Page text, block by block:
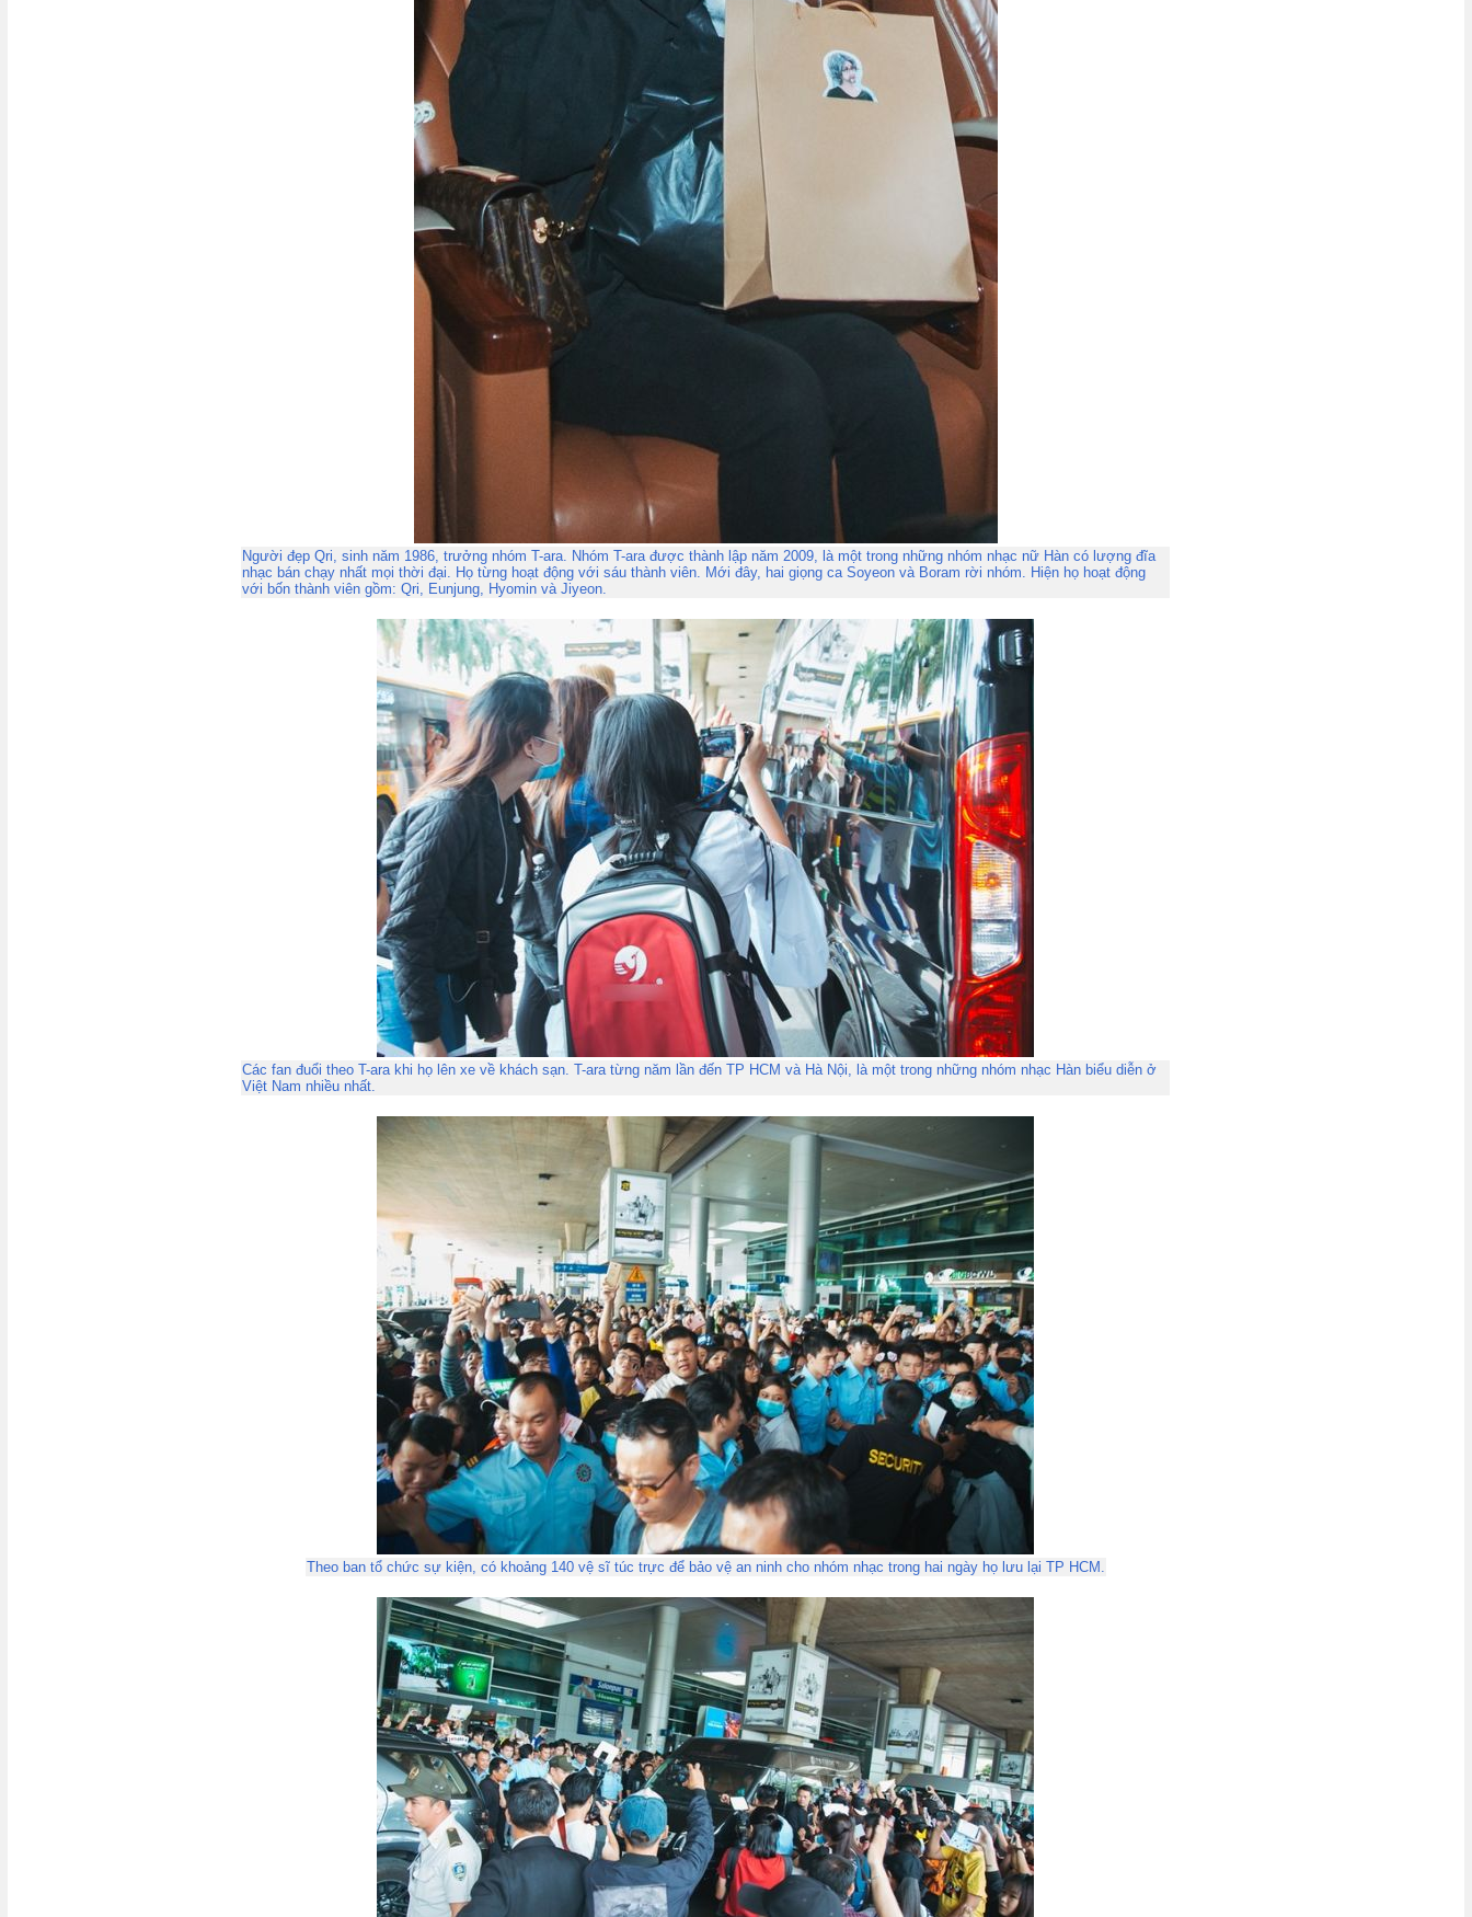
Người đẹp Qri, sinh năm 1986, trưởng nhóm T-ara. Nhóm T-ara được thành lập năm 2009, là một trong những nhóm nhạc nữ Hàn có lượng đĩa
nhạc bán chạy nhất mọi thời đại. Họ từng hoạt động với sáu thành viên. Mới đây, hai giọng ca Soyeon và Boram rời nhóm. Hiện họ hoạt động
với bốn thành viên gồm: Qri, Eunjung, Hyomin và Jiyeon.
Các fan đuổi theo T-ara khi họ lên xe về khách sạn. T-ara từng năm lần đến TP HCM và Hà Nội, là một trong những nhóm nhạc Hàn biểu diễn ở
Việt Nam nhiều nhất.
Theo ban tổ chức sự kiện, có khoảng 140 vệ sĩ túc trực để bảo vệ an ninh cho nhóm nhạc trong hai ngày họ lưu lại TP HCM.